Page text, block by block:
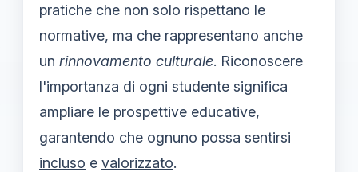
pratiche che non solo rispettano le
normative, ma che rappresentano anche
un rinnovamento culturale. Riconoscere
l'importanza di ogni studente significa
ampliare le prospettive educative,
garantendo che ognuno possa sentirsi
incluso e valorizzato.